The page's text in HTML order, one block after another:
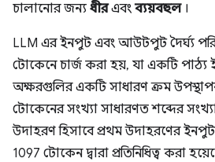
চালানোর জন্য ধীরএবং ব্যয়বহুল।
LLM এর ইনপুট এবং আউটপুট দৈর্ঘ্য
টোকেনে চার্জ করা হয়, যা একটি পাঠ্য
অক্ষরগুলির একটি সাধারণ ক্রম
টোকেনের সংখ্যা সাধারণত শব্দের
উদাহরণ হিসাবে প্রথম উদাহরণের
1097 টোকেন দ্বারা প্রতিনিধিত্ব করা